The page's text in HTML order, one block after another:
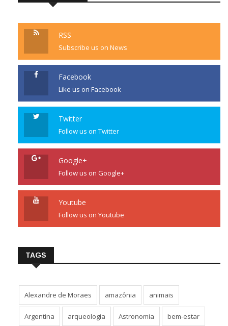
RSS
Subscribe us on News
Facebook
Like us on Facebook
Twitter
Follow us on Twitter
Google+
Follow us on Google+
Youtube
Follow us on Youtube
TAGS
Alexandre de Moraes amazônia animais
Argentina arqueologia Astronomia bem-estar